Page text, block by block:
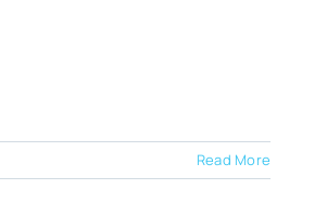
Read More